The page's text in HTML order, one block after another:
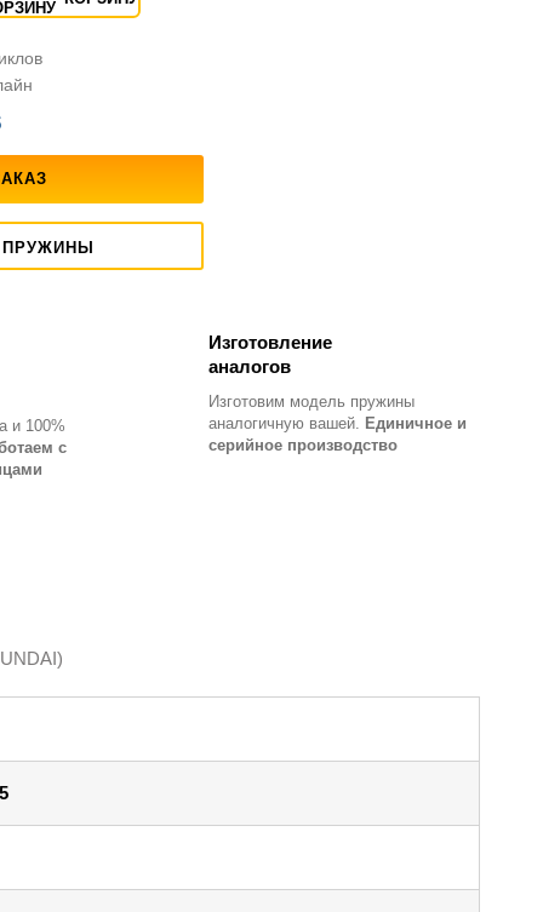
ПРУЖИНЫ
и 100%
с
Изготовление
аналогов
Изготовим модель пружины
аналогичную вашей. Единичное и
серийное производство